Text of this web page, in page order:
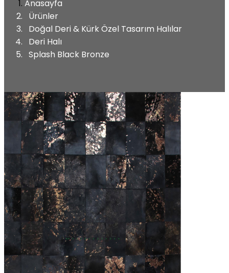
Anasayfa
Ürünler
Doğal Deri & Kürk Özel Tasarım Halılar
Deri Halı
Splash Black Bronze